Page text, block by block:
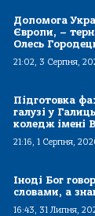
Допомога
Європи, –
Олесь
21:02, 3 Серпня,
Підготовка
галузі у
коледж імені
21:16, 1 Серпня,
Іноді Бог
словами, а
16:43, 31 Липня,